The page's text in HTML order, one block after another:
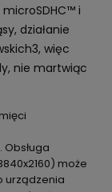
microSDHC™ i
działanie
więc
nie martwiąc
może
urządzenia